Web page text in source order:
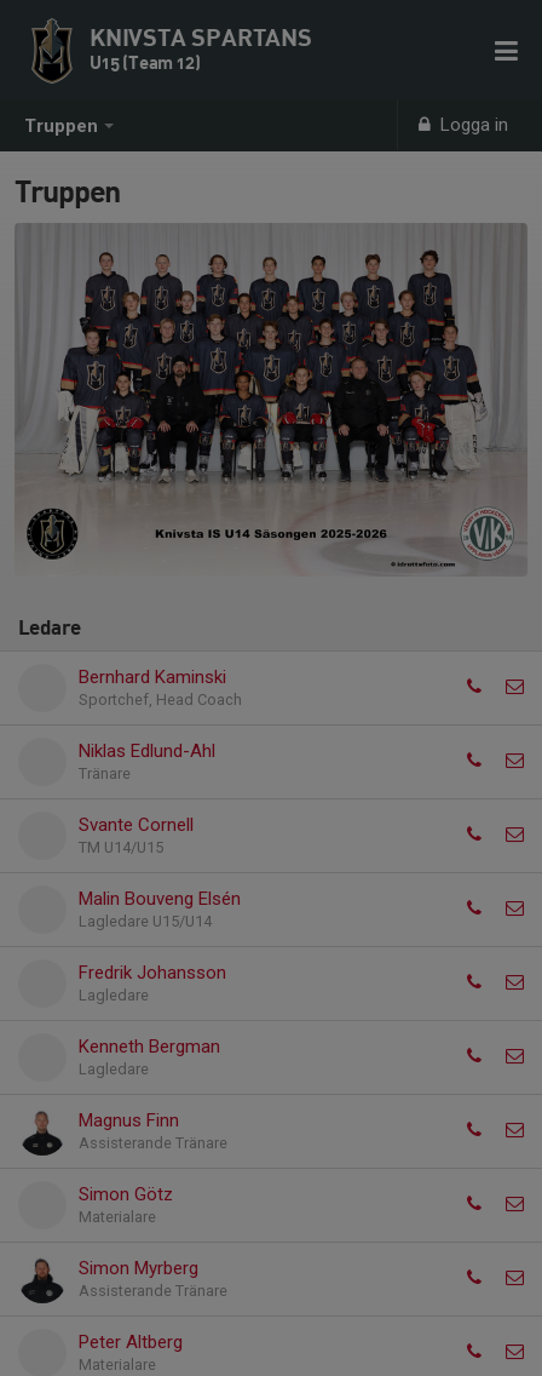
Truppen Logga in
KNIVSTA SPARTANS
U15 (Team 12)
Truppen
Ledare
Bernhard Kaminski
Sportchef, Head Coach
Niklas Edlund-Ahl
Tränare
Svante Cornell
TM U14/U15
Malin Bouveng Elsén
Lagledare U15/U14
Fredrik Johansson
Lagledare
Kenneth Bergman
Lagledare
Magnus Finn
Assisterande Tränare
Simon Götz
Materialare
Simon Myrberg
Assisterande Tränare
Peter Altberg
Materialare